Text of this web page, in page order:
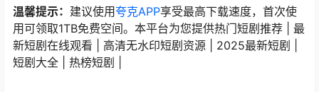
温馨提示： 建议使用夸克APP享受最高下载速度，首次使
用可领取1TB免费空间。本平台为您提供热门短剧推荐 | 最
新短剧在线观看 | 高清无水印短剧资源 | 2025最新短剧 |
短剧大全 | 热榜短剧 |